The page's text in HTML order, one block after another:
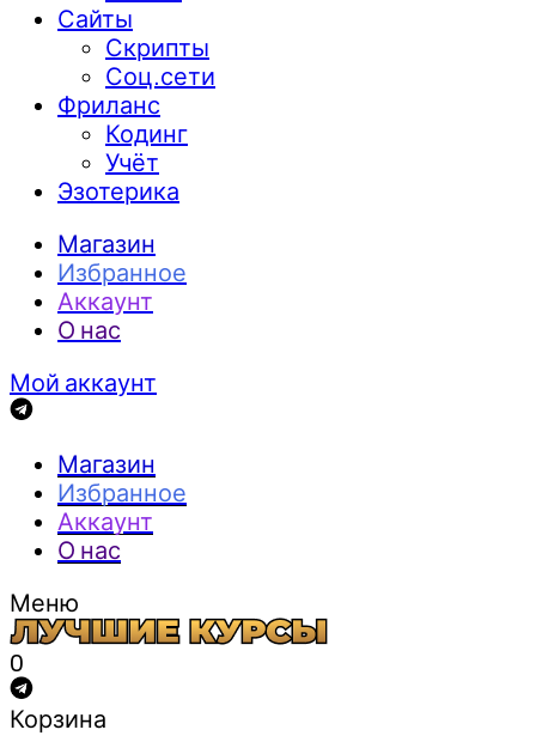
Сайты
Скрипты
Соц.сети
Фриланс
Кодинг
Учёт
Эзотерика
Магазин
Избранное
Аккаунт
О нас
Мой аккаунт
Магазин
Избранное
Аккаунт
О нас
Меню
0
Корзина